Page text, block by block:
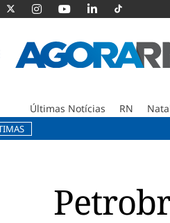
Últimas Notícias RN